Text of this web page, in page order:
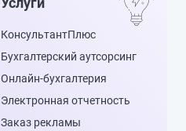
КонсультантПлюс
Бухгалтерский аутсорсинг
Онлайн-бухгалтерия
Электронная отчетность
Заказ рекламы